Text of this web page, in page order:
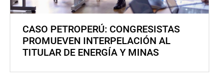
CASO PETROPERÚ: CONGRESISTAS
PROMUEVEN INTERPELACIÓN AL
TITULAR DE ENERGÍA Y MINAS